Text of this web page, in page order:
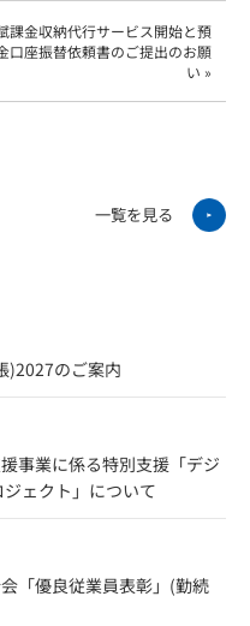
課金収納代行サービス開始と預
口座振替依頼書のご提出のお願
い »
一覧を見る
)2027のご案内
事業に係る特別支援「デジ
ェクト」について
「優良従業員表彰」(勤続